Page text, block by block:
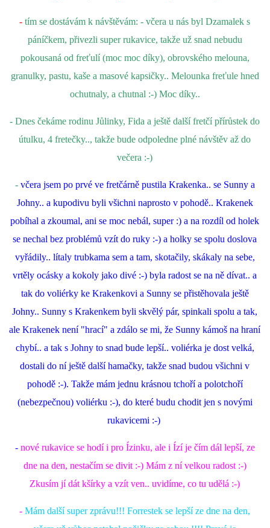
- tím se dostávám k návštěvám: - včera u nás byl Dzamalek s
páníčkem, přivezli super rukavice, takže už snad nebudu
pokousaná od freťulí (moc moc díky), obrovského melouna,
granulky, pastu, kaše a masové kapsičky.. Melounka freťule hned
ochutnaly, a chutnal :-) Moc díky..
- Dnes čekáme rodinu Jůlinky, Fida a ještě další fretčí přírůstek do
útulku, 4 fretečky.., takže bude odpoledne plné návštěv až do
večera :-)
- včera jsem po prvé ve fretčárně pustila Krakenka.. se Sunny a
Johny.. a kupodivu byli všichni naprosto v pohodě.. Krakenek
pobíhal a zkoumal, ani se moc nebál, super :) a na rozdíl od holek
se nechal bez problémů vzít do ruky :-) a holky se spolu doslova
vyřádily.. lítaly trubkama sem a tam, skotačily, skákaly na sebe,
vrtěly ocásky a kokoly jako divé :-) byla radost se na ně dívat.. a
tak do voliérky ke Krakenkovi a Sunny se přistěhovala ještě
Johny.. Sunny s Krakenkem byli skvělý pár, spinkali spolu a tak,
ale Krakenek není "hrací" a zdálo se mi, že Sunny kámoš na hraní
chybí.. a tak s Johny to snad bude lepší.. voliérka je dost velká,
dostali do ní ještě další hamačky, takže snad budou všichni v
pohodě :-). Takže mám jednu krásnou tchoří a polotchoří
(nebezpečnou) voliérku :-), do které budu chodit jen s novými
rukavicemi :-)
- nové rukavice se hodí i pro Ízinku, ale i Ízí je čím dál lepší, ze
dne na den, nestačím se divit :-) Mám z ní velkou radost :-)
Zkusím jí dát kšírky a vzít ven.. uvidíme, co tu udělá :-)
- Mám další super zprávu!!! Forrestek se lepší ze dne na den,